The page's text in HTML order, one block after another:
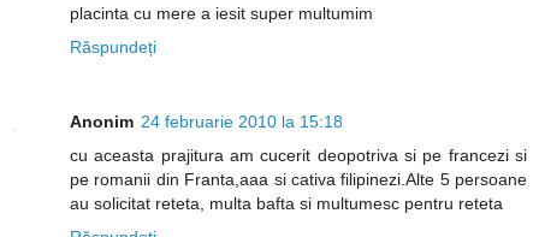
placinta cu mere a iesit super multumim
Răspundeți
Anonim 24 februarie 2010 la 15:18
cu aceasta prajitura am cucerit deopotriva si pe francezi si
pe romanii din Franta,aaa si cativa filipinezi.Alte 5 persoane
au solicitat reteta, multa bafta si multumesc pentru reteta